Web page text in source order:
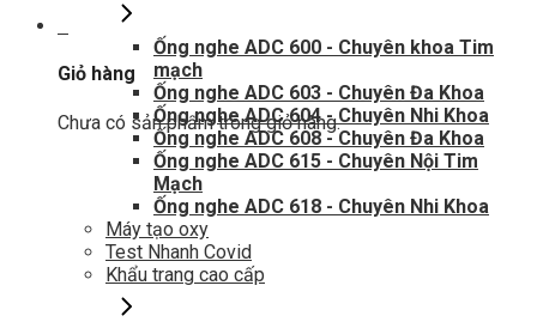
Giỏ hàng
Chưa có sản phẩm trong giỏ hàng.
Ống nghe ADC 600 - Chuyên khoa Tim
mạch
Ống nghe ADC 603 - Chuyên Đa Khoa
Ống nghe ADC 604 - Chuyên Nhi Khoa
Ống nghe ADC 608 - Chuyên Đa Khoa
Ống nghe ADC 615 - Chuyên Nội Tim
Mạch
Ống nghe ADC 618 - Chuyên Nhi Khoa
Máy tạo oxy
Test Nhanh Covid
Khẩu trang cao cấp